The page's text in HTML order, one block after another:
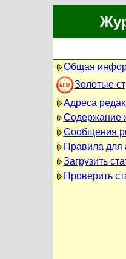
Общая
Золотые
Адреса
Содержание
Сообщения
Правила для
Загрузить
Проверить